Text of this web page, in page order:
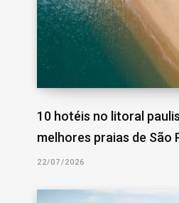
10 hotéis no litoral
melhores praias de São
22/07/2026